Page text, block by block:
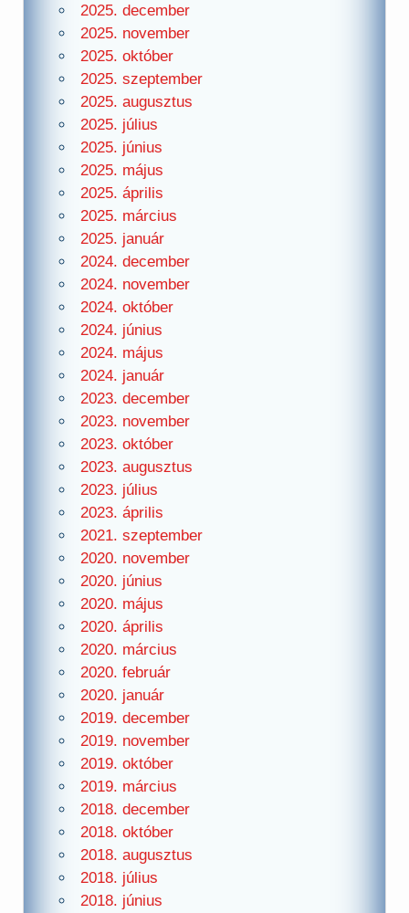
2025. december
2025. november
2025. október
2025. szeptember
2025. augusztus
2025. július
2025. június
2025. május
2025. április
2025. március
2025. január
2024. december
2024. november
2024. október
2024. június
2024. május
2024. január
2023. december
2023. november
2023. október
2023. augusztus
2023. július
2023. április
2021. szeptember
2020. november
2020. június
2020. május
2020. április
2020. március
2020. február
2020. január
2019. december
2019. november
2019. október
2019. március
2018. december
2018. október
2018. augusztus
2018. július
2018. június